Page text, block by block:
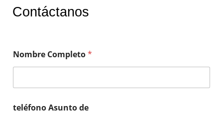
Contáctanos
Nombre Completo*
teléfono Asunto de